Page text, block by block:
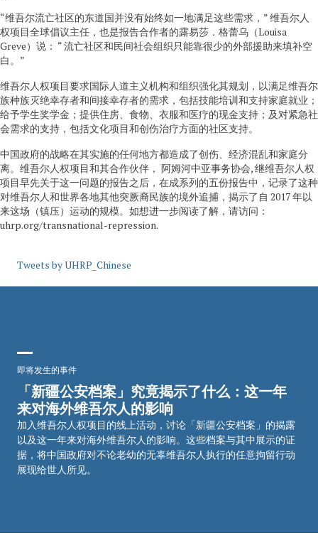
“维吾尔流亡社区的东道国并没有始终如一地满足这些需求，” 维吾尔人
权项目全球倡议主任，也是报告合作者的露易莎．格蕾乌（Louisa
Greve）说： “ 流亡社区和民间社会组织只能靠很少的外部援助来填补空
白。”
维吾尔人权项目要求国际人道主义机构和组织强化其规划，以满足维吾尔
族种族灭绝幸存者和间接幸存者的需求，包括技能培训和支持家庭就业；
给予学生奖学金；提供住房、食物、衣服和医疗的现金支持；及对紧急社
会需求的支持，包括文化项目和创伤治疗方面的社区支持。
中国政府的战略在其实施的任何地方都造成了创伤、经济混乱和家庭分
离。维吾尔人权项目和其合作伙伴， 阿姆河中亚事务协会, 继维吾尔人权
项目早先关于这一问题的报告之后，在成系列的五份报告中，记录了这种
对维吾尔人和世界各地其他突厥裔民族的境外追捕，揭示了自 2017 年以
来这场（镇压）运动的规模。如想进一步阅读了解，请访问：
uhrp.org/transnational-repression.
Tweets by UHRP_Chinese
即将发生的事件
「新疆公安档案」究竟揭示了什么：这一年
来对海外维吾尔人的影响
加入维吾尔人权项目的线上活动，讨论「新疆公安档案」的揭露
以及这一年来对海外维吾尔人的影响。这些档案与其中展示的证
据，将中国政府对不论老幼的无辜维吾尔人执行的任意拘留行动
展现给世人所见。